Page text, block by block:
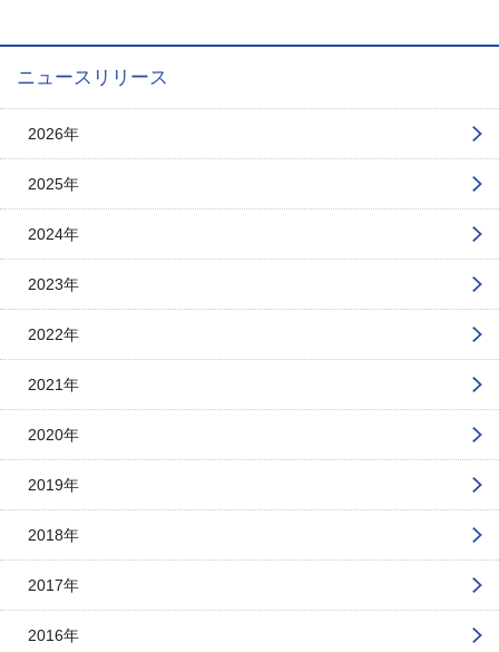
ニュースリリース
2026年
2025年
2024年
2023年
2022年
2021年
2020年
2019年
2018年
2017年
2016年